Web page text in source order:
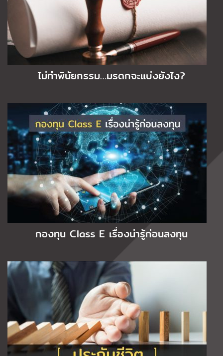
ไม่ทำพินัยกรรม…มรดกจะแบ่งยังไง?
กองทุน Class E เรื่องน่ารู้ก่อนลงทุน